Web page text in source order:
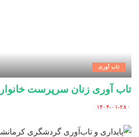
تاب آوری
تاب آوری زنان سرپرست خانوار
Posted
۱۴۰۴-۰۱-۲۸